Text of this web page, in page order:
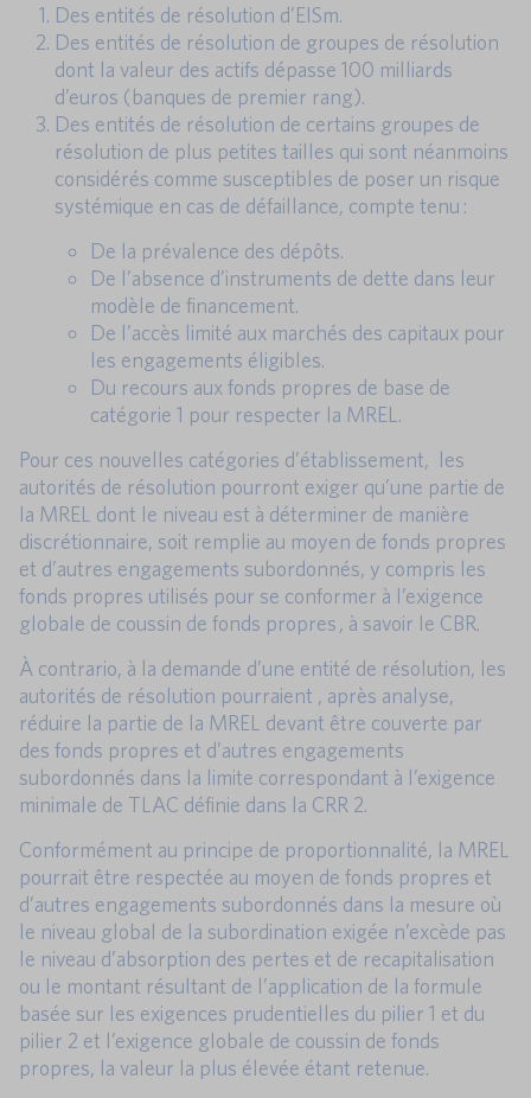
Des entités de résolution d’EISm.
Des entités de résolution de groupes de résolution
dont la valeur des actifs dépasse 100 milliards
d’euros (banques de premier rang).
Des entités de résolution de certains groupes de
résolution de plus petites tailles qui sont néanmoins
considérés comme susceptibles de poser un risque
systémique en cas de défaillance, compte tenu :
De la prévalence des dépôts.
De l’absence d’instruments de dette dans leur
modèle de financement.
De l’accès limité aux marchés des capitaux pour
les engagements éligibles.
Du recours aux fonds propres de base de
catégorie 1 pour respecter la MREL.
Pour ces nouvelles catégories d’établissement, les
autorités de résolution pourront exiger qu’une partie de
la MREL dont le niveau est à déterminer de manière
discrétionnaire, soit remplie au moyen de fonds propres
et d’autres engagements subordonnés, y compris les
fonds propres utilisés pour se conformer à l’exigence
globale de coussin de fonds propres , à savoir le CBR.
À contrario, à la demande d’une entité de résolution, les
autorités de résolution pourraient , après analyse,
réduire la partie de la MREL devant être couverte par
des fonds propres et d’autres engagements
subordonnés dans la limite correspondant à l’exigence
minimale de TLAC définie dans la CRR 2.
Conformément au principe de proportionnalité, la MREL
pourrait être respectée au moyen de fonds propres et
d’autres engagements subordonnés dans la mesure où
le niveau global de la subordination exigée n’excède pas
le niveau d’absorption des pertes et de recapitalisation
ou le montant résultant de l’application de la formule
basée sur les exigences prudentielles du pilier 1 et du
pilier 2 et l’exigence globale de coussin de fonds
propres, la valeur la plus élevée étant retenue.